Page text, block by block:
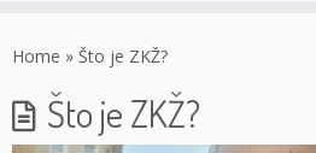
toHome » Što je ZKŽ?
Što je ZKŽ?